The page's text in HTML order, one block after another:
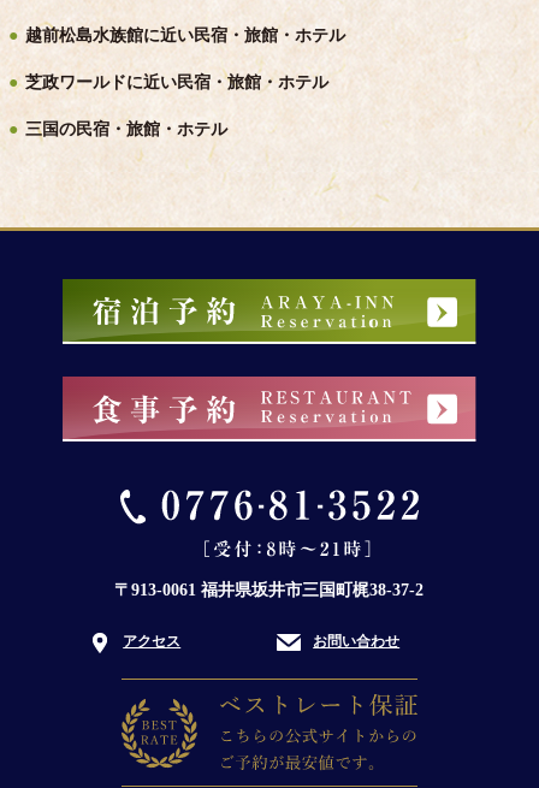
越前松島水族館に近い民宿・旅館・ホテル
芝政ワールドに近い民宿・旅館・ホテル
三国の民宿・旅館・ホテル
〒913-0061 福井県坂井市三国町梶38-37-2
アクセス お問い合わせ